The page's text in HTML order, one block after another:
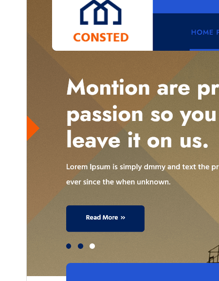
بۇConstedنىڭ بالا ئۆرنەكى.
نەشرى
1.1.3
WordPress نەشرى
PHP نەشرى